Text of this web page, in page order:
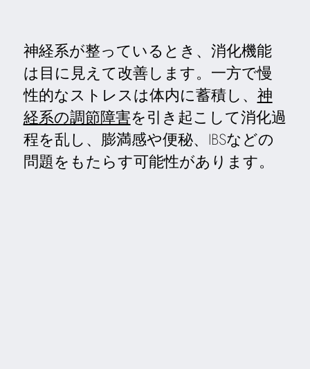
神経系が整っているとき、消化機能
は目に見えて改善します。一方で慢
性的なストレスは体内に蓄積し、 神
経系の調節障害を引き起こして消化過
程を乱し、膨満感や便秘、IBSなどの
問題をもたらす可能性があります。